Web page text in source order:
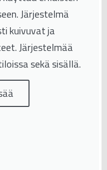
Järjestelmä
kuivuvat ja
Järjestelmää
sekä sisällä.